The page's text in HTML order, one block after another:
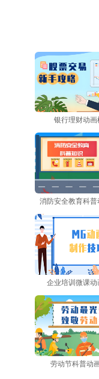
银行理财动画
消防安全教育科普
企业培训微课动
劳动节科普动